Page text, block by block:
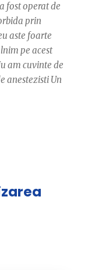
fost operat de
prin
aste foarte
pe acest
am cuvinte de
anestezisti Un